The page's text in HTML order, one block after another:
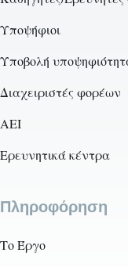
Υποψήφιοι
Υποβολή
Διαχειριστές φορέων
AEI
Ερευνητικά κέντρα
Πληροφόρηση
Το Έργο